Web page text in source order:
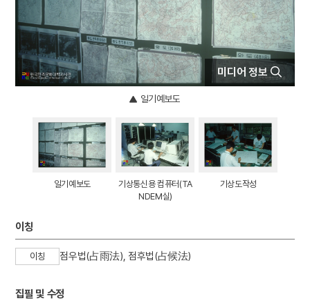
6
보은 법주사 팔상전
7 의금부
8
한국독립당
9 가례집람
10 견우직녀 설화
미디어 정보
일기예보도
일기예보도
기상통신용 컴퓨터(TA
NDEM실)
기상도작성
이칭
이칭 점우법(占雨法), 점후법(占候法)
집필 및 수정